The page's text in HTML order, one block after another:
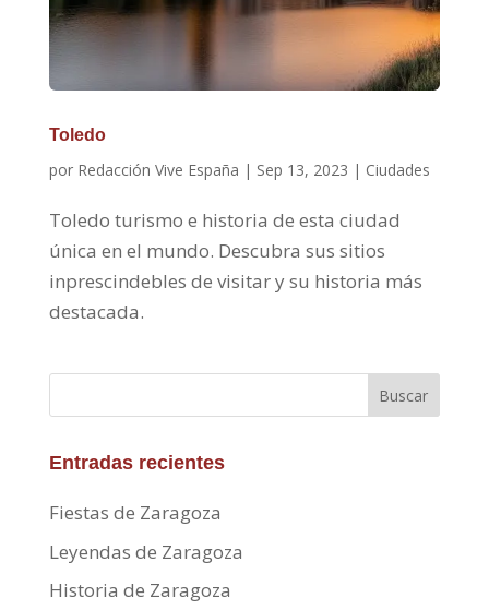
Toledo
por Redacción Vive España | Sep 13, 2023 | Ciudades
Toledo turismo e historia de esta ciudad
única en el mundo. Descubra sus sitios
inprescindebles de visitar y su historia más
destacada.
Buscar
Entradas recientes
Fiestas de Zaragoza
Leyendas de Zaragoza
Historia de Zaragoza